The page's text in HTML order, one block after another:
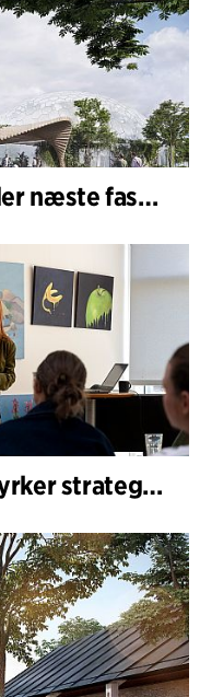
Randers Byråd godkender næste fase af udvidelsen af Randers Regnskov
C.F. Møller Architects styrker strategisk rådgivning i de tidlige faser